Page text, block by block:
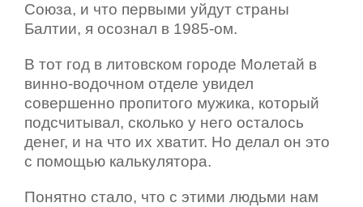
Союза, и что первыми уйдут страны
Балтии, я осознал в 1985-ом.
В тот год в литовском городе Молетай в
винно-водочном отделе увидел
совершенно пропитого мужика, который
подсчитывал, сколько у него осталось
денег, и на что их хватит. Но делал он это
с помощью калькулятора.
Понятно стало, что с этими людьми нам